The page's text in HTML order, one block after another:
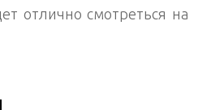
отлично смотреться на